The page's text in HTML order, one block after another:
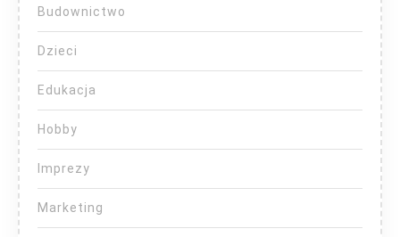
Budownictwo
Dzieci
Edukacja
Hobby
Imprezy
Marketing